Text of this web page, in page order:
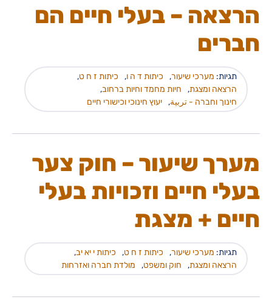
הרצאה – בעלי חיים הם
חברים
תגיות: מערכי שיעור, כיתות ד ה ו, כיתות ז ח ט,
הרצאה ומצגת, חיות מחמד וחיות ברחוב,
חינוך וחברה - تربية, יעוץ חינוכי וכישורי חיים
מערך שיעור – חוק צער
בעלי חיים וזכויות בעלי
חיים + מצגת
תגיות: מערכי שיעור, כיתות ז ח ט, כיתות י יא יב,
הרצאה ומצגת, חוק ומשפט, מולדת חברה ואזרחות